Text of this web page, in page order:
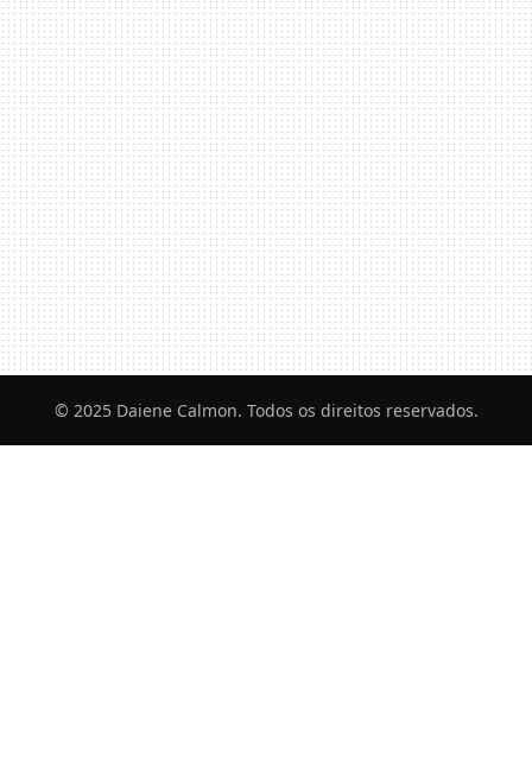
© 2025 Daiene Calmon. Todos os direitos reservados.